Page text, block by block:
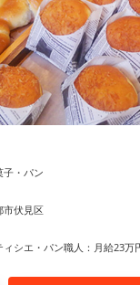
子・パン
市伏見区
ィシエ・パン職人：月給23万